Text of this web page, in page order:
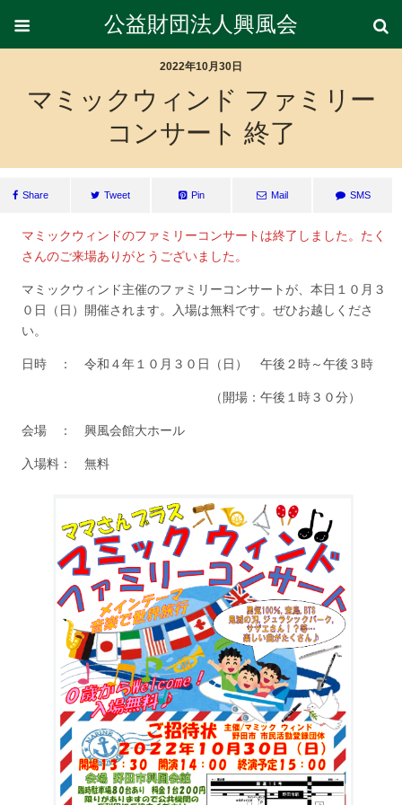
公益財団法人興風会
2022年10月30日
マミックウィンド ファミリー
コンサート 終了
Share Tweet Pin Mail SMS
マミックウィンドのファミリーコンサートは終了しました。たく
さんのご来場ありがとうございました。
マミックウィンド主催のファミリーコンサートが、本日１０月３
０日（日）開催されます。入場は無料です。ぜひお越しくださ
い。
日時 ： 令和４年１０月３０日（日） 午後２時～午後３時
（開場：午後１時３０分）
会場 ： 興風会館大ホール
入場料： 無料